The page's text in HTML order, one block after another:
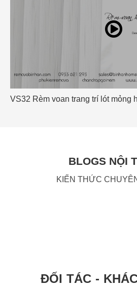
VS32 Rèm voan trang trí lót mỏng
BLOGS NỘI
KIẾN THỨC
ĐỐI TÁC -